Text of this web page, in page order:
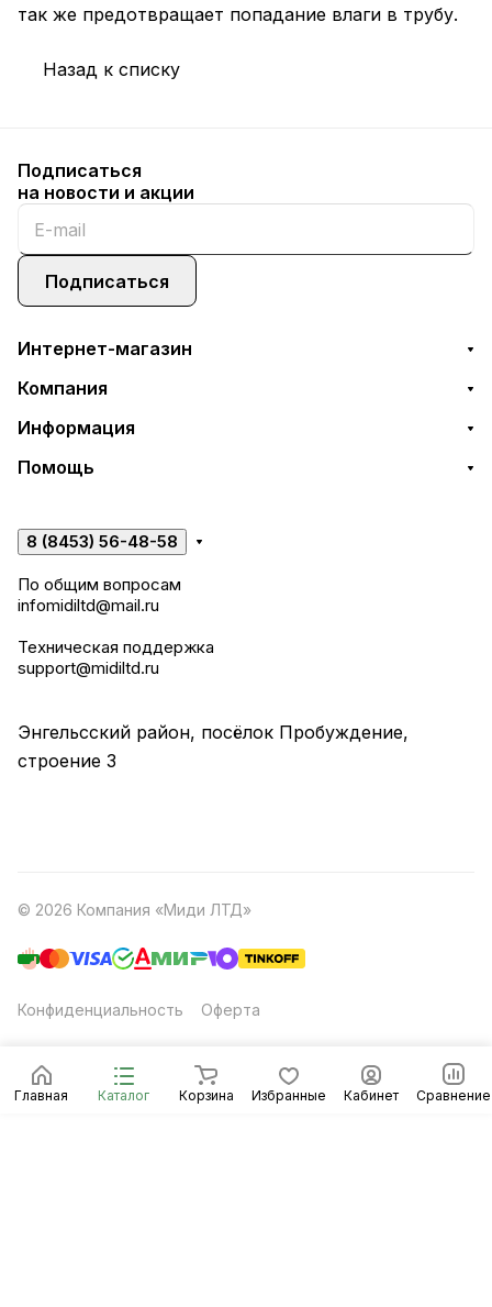
так же предотвращает попадание влаги в трубу.
Назад к списку
Главная Каталог Корзина Избранные Кабинет Сравнение
Подписаться
на новости и акции
Подписаться
Интернет-магазин
Компания
Информация
Помощь
8 (8453) 56-48-58
По общим вопросам
infomidiltd@mail.ru
Техническая поддержка
support@midiltd.ru
Энгельсский район, посёлок Пробуждение,
строение 3
© 2026 Компания «Миди ЛТД»
Конфиденциальность Оферта